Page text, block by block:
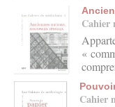
Cahier
«
Cahier